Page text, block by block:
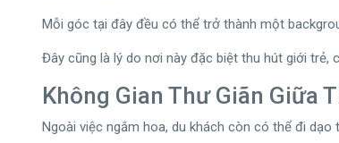
Mỗi góc tại đây đều có thể trở thành một
Đây cũng là lý do nơi này đặc biệt thu hút giới trẻ,
Không Gian Thư Giãn Giữa
Ngoài việc ngắm hoa, du khách còn có thể đi dạo